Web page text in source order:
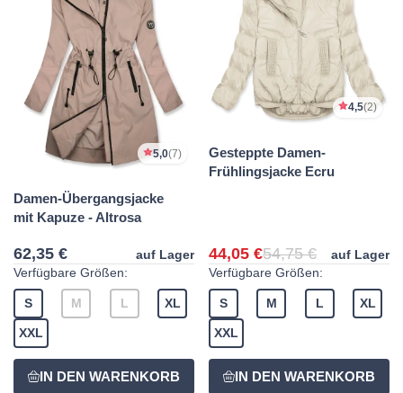
5,0(7)
Damen-Übergangsjacke
mit Kapuze - Altrosa
62,35 €
auf Lager
Verfügbare Größen:
S M L XL
XXL
4,5(2)
Gesteppte Damen-
Frühlingsjacke Ecru
44,05 €54,75 €
auf Lager
Verfügbare Größen:
S M L XL
XXL